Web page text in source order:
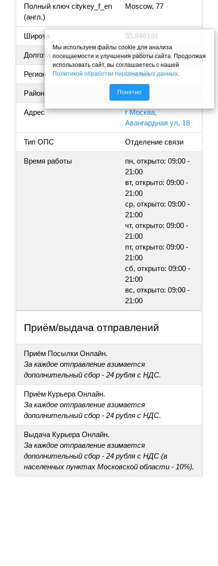
Полный ключ citykey_f_en
(англ.)
Moscow, 77
Широта 55.848134
Долгота 37.489787
Регион Москва
Район
Адрес
г Москва,
Авангардная ул, 18
Тип ОПС Отделение связи
Время работы
пн, открыто: 09:00 -
21:00
вт, открыто: 09:00 -
21:00
ср, открыто: 09:00 -
21:00
чт, открыто: 09:00 -
21:00
пт, открыто: 09:00 -
21:00
сб, открыто: 09:00 -
21:00
вс, открыто: 09:00 -
21:00
Приём/выдача отправлений
Приём Посылки Онлайн.
За каждое отправление взимается
дополнительный сбор - 24 рубля с НДС.
Приём Курьера Онлайн.
За каждое отправление взимается
дополнительный сбор - 24 рубля с НДС.
Выдача Курьера Онлайн.
За каждое отправление взимается
дополнительный сбор - 24 рубля с НДС (в
населенных пунктах Московской области - 10%).
Мы используем файлы cookie для анализа
посещаемости и улучшения работы сайта. Продолжая
использовать сайт, вы соглашаетесь с нашей
Политикой обработки персональных данных.
Понятно